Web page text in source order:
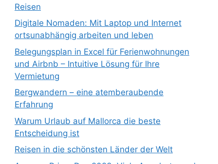
Reisen
Digitale Nomaden: Mit Laptop und Internet
ortsunabhängig arbeiten und leben
Belegungsplan in Excel für Ferienwohnungen
und Airbnb – Intuitive Lösung für Ihre
Vermietung
Bergwandern – eine atemberaubende
Erfahrung
Warum Urlaub auf Mallorca die beste
Entscheidung ist
Reisen in die schönsten Länder der Welt